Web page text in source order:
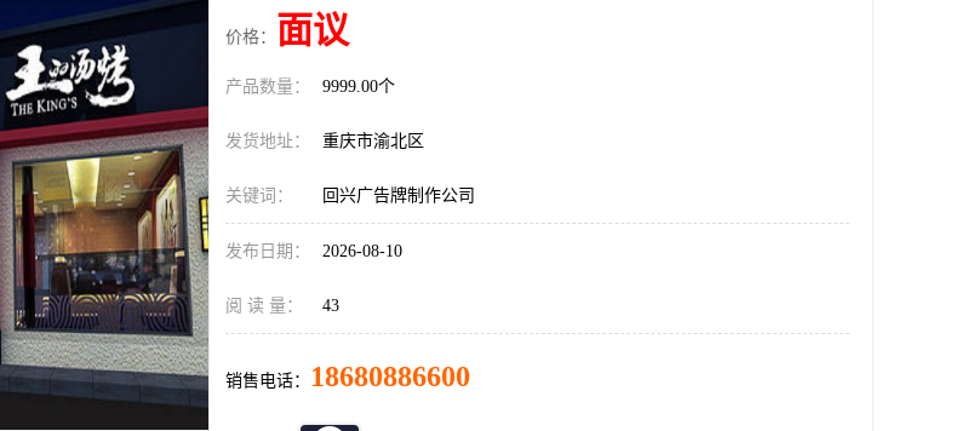
价格： 面议
产品数量： 9999.00个
发货地址： 重庆市渝北区
关键词： 回兴广告牌制作公司
发布日期： 2026-08-10
阅 读 量： 43
销售电话： 18680886600